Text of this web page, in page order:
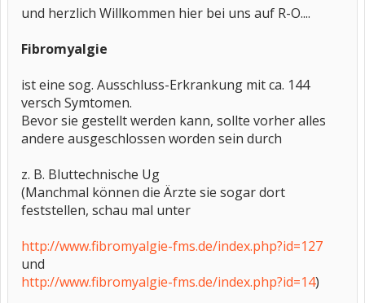
und herzlich Willkommen hier bei uns auf R-O....
Fibromyalgie
ist eine sog. Ausschluss-Erkrankung mit ca. 144
versch Symtomen.
Bevor sie gestellt werden kann, sollte vorher alles
andere ausgeschlossen worden sein durch
z. B. Bluttechnische Ug
(Manchmal können die Ärzte sie sogar dort
feststellen, schau mal unter
http://www.fibromyalgie-fms.de/index.php?id=127
und
http://www.fibromyalgie-fms.de/index.php?id=14)